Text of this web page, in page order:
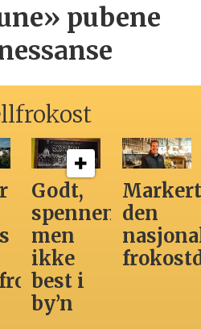
pubene
Godt,
spennende,
men
ikke
best i
by’n
den